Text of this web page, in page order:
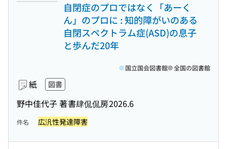
自閉症のプロではなく「あーく
ん」のプロに : 知的障がいのある
自閉スペクトラム症(ASD)の息子
と歩んだ20年
紙 図書
野中佳代子 著書肆侃侃房2026.6
国立国会図書館 全国の図書館
件名 広汎性発達障害